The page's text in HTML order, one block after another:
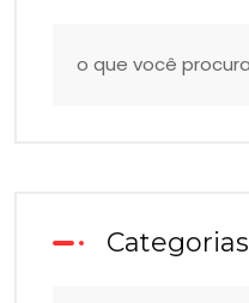
Categorias